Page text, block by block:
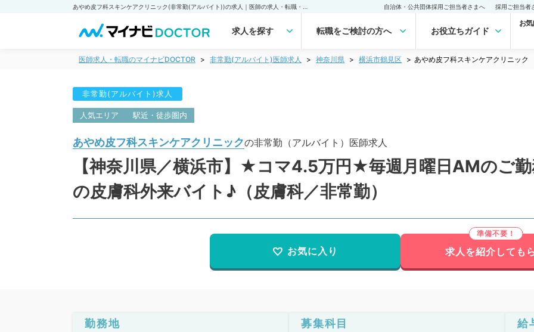
自治体・公共団体採用ご担当者さまへ 採用ご担当者
求人を探す 転職をご検討の方へ お役立ちガイド
お
医師求人・転職のマイナビDOCTOR 非常勤(アルバイト)医師求人 神奈川県 横浜市鶴見区 あやめ皮フ科スキンケアクリニック
非常勤(アルバイト)求人
人気エリア 駅近・徒歩圏内
あやめ皮フ科スキンケアクリニックの非常勤（アルバイト）医師求人
【神奈川県／横浜市】★コマ4.5万円★毎週月曜日AMのご
の皮膚科外来バイト♪（皮膚科／非常勤）
お気に入り 求人を紹介しても
勤務地 募集科目 給